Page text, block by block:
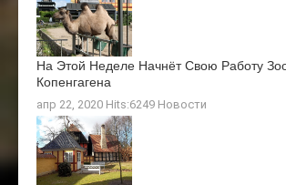
На Этой Неделе Начнёт Свою Работу
Копенгагена
апр 22, 2020 Hits:6249 Новости